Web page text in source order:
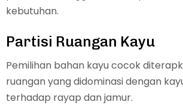
kebutuhan.
Partisi Ruangan Kayu
Pemilihan bahan kayu cocok
ruangan yang didominasi dengan
terhadap rayap dan jamur.